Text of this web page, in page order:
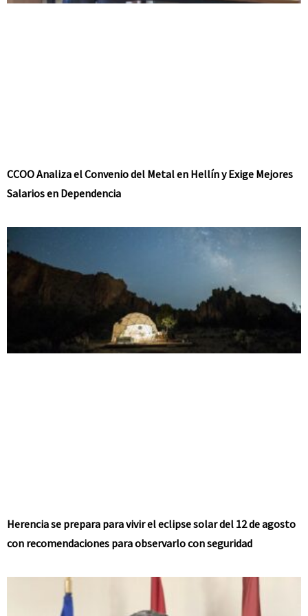
CCOO Analiza el Convenio del Metal en Hellín y Exige Mejores
Salarios en Dependencia
Herencia se prepara para vivir el eclipse solar del 12 de agosto
con recomendaciones para observarlo con seguridad